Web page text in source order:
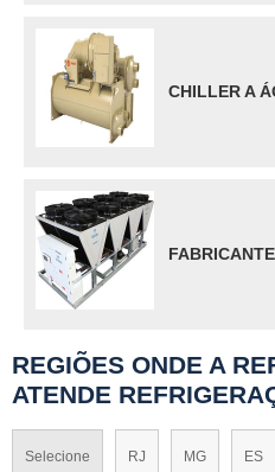
CHILLER A
REGIÕES ONDE A
ATENDE
Selecione RJ MG ES